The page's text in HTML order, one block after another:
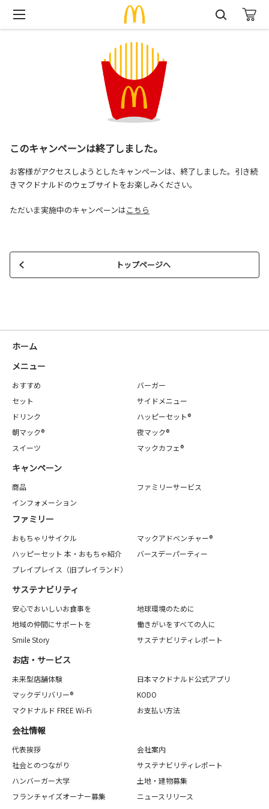
このキャンペーンは終了しました。
お客様がアクセスしようとしたキャンペーンは、終了しました。引き続
きマクドナルドのウェブサイトをお楽しみください。
ただいま実施中のキャンペーンはこちら
トップページへ
ホーム
メニュー
おすすめ
バーガー
セット
サイドメニュー
ドリンク
ハッピーセット®
朝マック®
夜マック®
スイーツ
マックカフェ®
キャンペーン
商品
ファミリーサービス
インフォメーション
ファミリー
おもちゃリサイクル
マックアドベンチャー®
ハッピーセット 本・おもちゃ紹介
バースデーパーティー
プレイプレイス（旧プレイランド）
サステナビリティ
安心でおいしいお食事を
地球環境のために
地域の仲間にサポートを
働きがいをすべての人に
Smile Story
サステナビリティレポート
お店・サービス
未来型店舗体験
日本マクドナルド公式アプリ
マックデリバリー®
KODO
マクドナルド FREE Wi-Fi
お支払い方法
会社情報
代表挨拶
会社案内
社会とのつながり
サステナビリティレポート
ハンバーガー大学
土地・建物募集
フランチャイズオーナー募集
ニュースリリース